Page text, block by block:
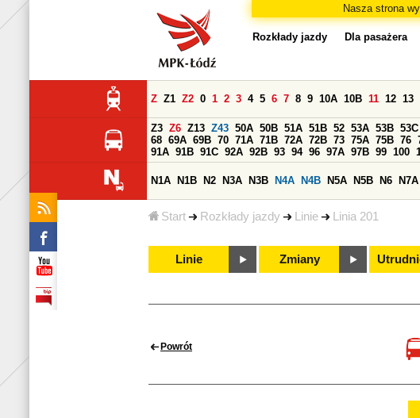
Nasza strona
Start Rozkłady jazdy Linie Linia 201
Rozkłady jazdy Dla pasażera
Z Z1 Z2 0 1 2 3 4 5 6 7 8 9 10A 10B 11 12 13
Z3 Z6 Z13 Z43 50A 50B 51A 51B 52 53A 53B 53C
68 69A 69B 70 71A 71B 72A 72B 73 75A 75B 76
91A 91B 91C 92A 92B 93 94 96 97A 97B 99 100
N1A N1B N2 N3A N3B N4A N4B N5A N5B N6 N7A
Linie Zmiany
Powrót